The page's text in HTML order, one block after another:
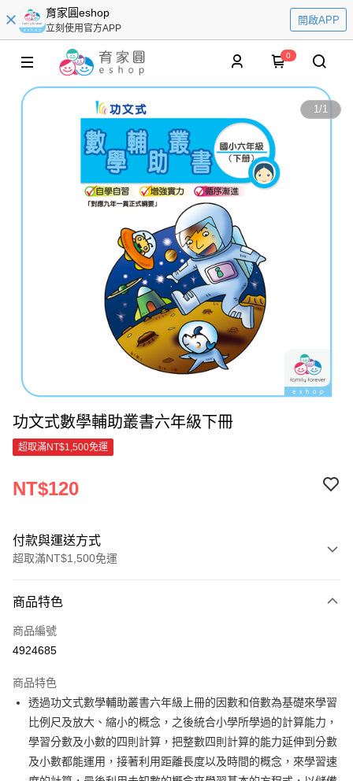
育家圓eshop
立刻使用官方APP
開啟APP
0
1/1
功文式數學輔助叢書六年級下冊
超取滿NT$1,500免運
NT$120
付款與運送方式
超取滿NT$1,500免運
信用卡一次付款
超商取貨付款
Apple Pay
街口支付
悠遊付
商品特色
商品編號
4924685
商品特色
透過功文式數學輔助叢書六年級上冊的因數和倍數為基礎來學習
比例尺及放大、縮小的概念，之後統合小學所學過的計算能力，
學習分數及小數的四則計算，把整數四則計算的能力延伸到分數
及小數都能運用，接著利用距離長度以及時間的概念，來學習速